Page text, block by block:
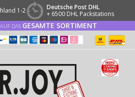
1-2
Deutsche Post DHL
+ 6500 DHL Packstations
AUF DAS GESAMTE SORTIMENT